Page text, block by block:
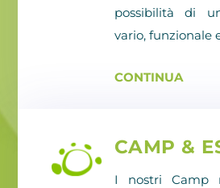
possibilità di
vario, funzionale
CONTINUA
CAMP &
I nostri Camp